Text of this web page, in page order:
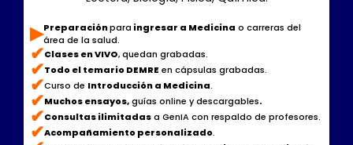
▶︎Preparaciónpara ingresar a Medicina o carreras del
área de la salud.
✔Clases en VIVO, quedan grabadas.
✔Todo el temario DEMRE en cápsulas grabadas.
✔Curso de Introducción a Medicina.
✔Muchos ensayos,guías online y descargables.
✔Consultas ilimitadasa GenIA con respaldo de profesores.
✔Acompañamiento personalizado.